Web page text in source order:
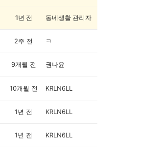
1년 전 동네생활 관리자
2주 전 ㅋ
9개월 전 권나윤
10개월 전 KRLN6LL
1년 전 KRLN6LL
1년 전 KRLN6LL